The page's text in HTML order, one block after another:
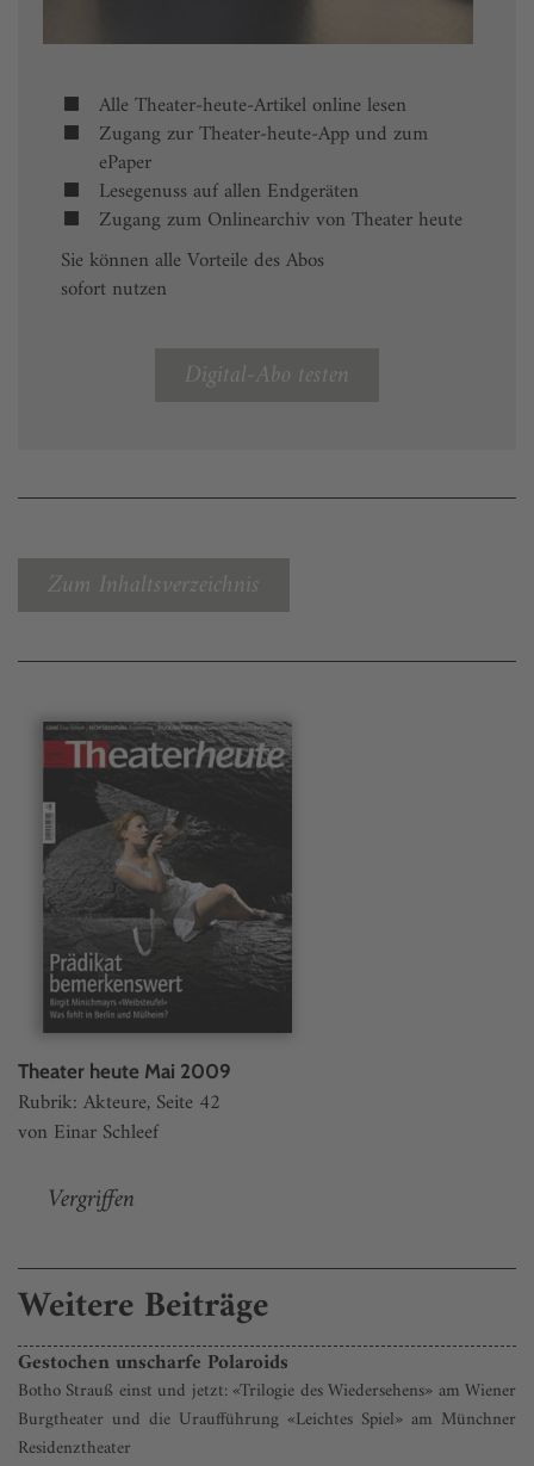
Alle Theater-heute-Artikel online lesen
Zugang zur Theater-heute-App und zum
ePaper
Lesegenuss auf allen Endgeräten
Zugang zum Onlinearchiv von Theater heute
Sie können alle Vorteile des Abos
sofort nutzen
Digital-Abo testen
Zum Inhaltsverzeichnis
Theater heute Mai 2009
Rubrik: Akteure, Seite 42
von Einar Schleef
Vergriffen
Weitere Beiträge
Gestochen unscharfe Polaroids
Botho Strauß einst und jetzt: «Trilogie des Wiedersehens» am Wiener
Burgtheater und die Uraufführung «Leichtes Spiel» am Münchner
Residenztheater